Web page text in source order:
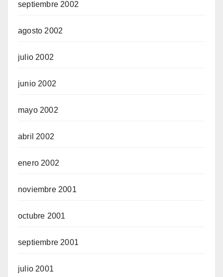
septiembre 2002
agosto 2002
julio 2002
junio 2002
mayo 2002
abril 2002
enero 2002
noviembre 2001
octubre 2001
septiembre 2001
julio 2001